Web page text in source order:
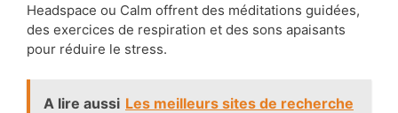
Headspace ou Calm offrent des méditations guidées,
des exercices de respiration et des sons apaisants
pour réduire le stress.
A lire aussi Les meilleurs sites de recherche